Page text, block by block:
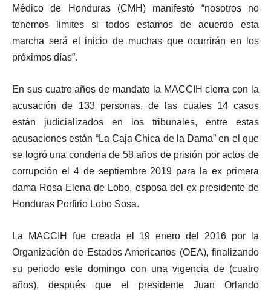
Médico de Honduras (CMH) manifestó “nosotros no
tenemos limites si todos estamos de acuerdo esta
marcha será el inicio de muchas que ocurrirán en los
próximos días”.
En sus cuatro años de mandato la MACCIH cierra con la
acusación de 133 personas, de las cuales 14 casos
están judicializados en los tribunales, entre estas
acusaciones están “La Caja Chica de la Dama” en el que
se logró una condena de 58 años de prisión por actos de
corrupción el 4 de septiembre 2019 para la ex primera
dama Rosa Elena de Lobo, esposa del ex presidente de
Honduras Porfirio Lobo Sosa.
La MACCIH fue creada el 19 enero del 2016 por la
Organización de Estados Americanos (OEA), finalizando
su periodo este domingo con una vigencia de (cuatro
años), después que el presidente Juan Orlando